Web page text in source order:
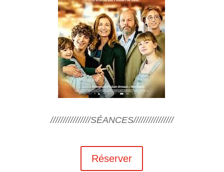
////////////////SÉANCES////////////////
Réserver